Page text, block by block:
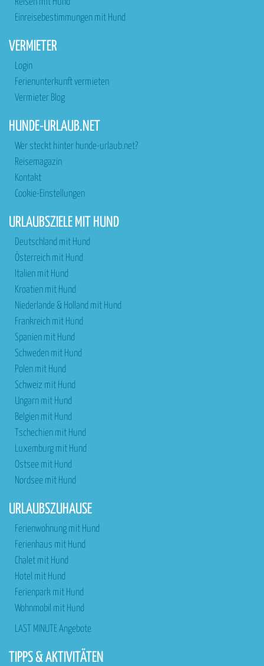
Reisen mit Hund
Einreisebestimmungen mit Hund
VERMIETER
Login
Ferienunterkunft vermieten
Vermieter Blog
HUNDE-URLAUB.NET
Wer steckt hinter hunde-urlaub.net?
Reisemagazin
Kontakt
Cookie-Einstellungen
URLAUBSZIELE MIT HUND
Deutschland mit Hund
Österreich mit Hund
Italien mit Hund
Kroatien mit Hund
Niederlande & Holland mit Hund
Frankreich mit Hund
Spanien mit Hund
Schweden mit Hund
Polen mit Hund
Schweiz mit Hund
Ungarn mit Hund
Belgien mit Hund
Tschechien mit Hund
Luxemburg mit Hund
Ostsee mit Hund
Nordsee mit Hund
URLAUBSZUHAUSE
Ferienwohnung mit Hund
Ferienhaus mit Hund
Chalet mit Hund
Hotel mit Hund
Ferienpark mit Hund
Wohnmobil mit Hund
LAST MINUTE Angebote
TIPPS & AKTIVITÄTEN